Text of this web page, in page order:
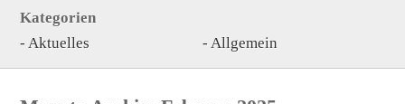
Kategorien
Aktuelles
Allgemein